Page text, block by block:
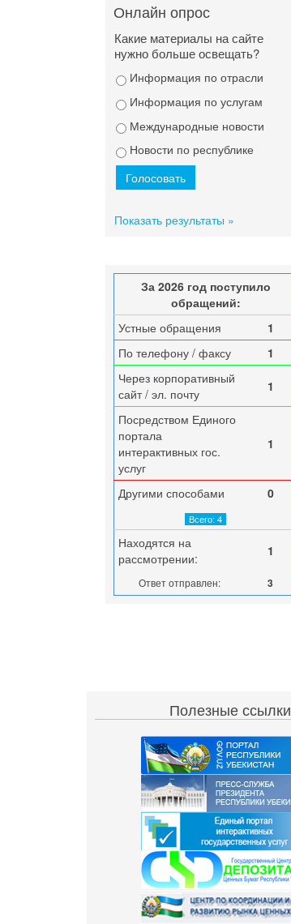
Онлайн опрос
Какие материалы на сайте
нужно больше освещать?
Информация по отрасли
Информация по услугам
Международные новости
Новости по республике
Показать результаты »
За 2026 год поступило
обращений:
Устные обращения
1
По телефону / факсу
1
Через корпоративный
сайт / эл. почту
1
Посредством Единого
портала
интерактивных гос.
услуг
1
Другими способами 0
Всего: 4
Находятся на
рассмотрении:
1
Ответ отправлен: 3
Полезные ссылки